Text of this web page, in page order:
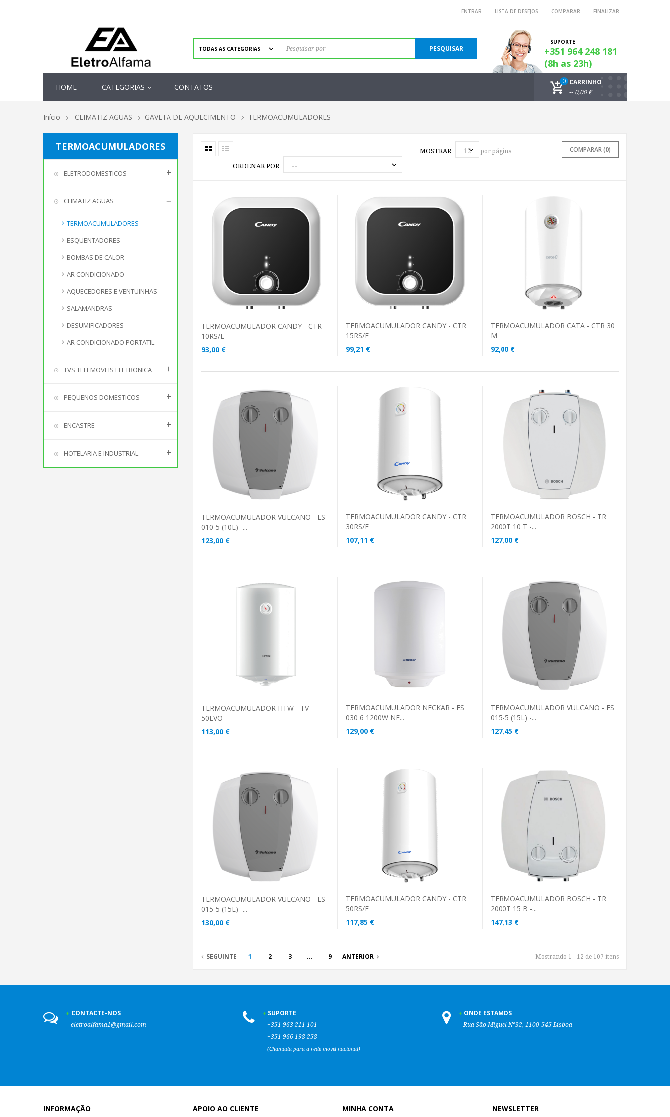
ENTRAR LISTA DE DESEJOS COMPARAR FINALIZAR
PESQUISAR
SUPORTE
+351 964 248 181
(8h as 23h)
HOME CATEGORIAS CONTATOS
CARRINHO
0
-- 0,00 €
Início CLIMATIZ AGUAS GAVETA DE AQUECIMENTO TERMOACUMULADORES
TERMOACUMULADORES
ELETRODOMESTICOS
CLIMATIZ AGUAS
TERMOACUMULADORES
ESQUENTADORES
BOMBAS DE CALOR
AR CONDICIONADO
AQUECEDORES E VENTUINHAS
SALAMANDRAS
DESUMIFICADORES
AR CONDICIONADO PORTATIL
TVS TELEMOVEIS ELETRONICA
PEQUENOS DOMESTICOS
ENCASTRE
HOTELARIA E INDUSTRIAL
ORDENAR POR
MOSTRAR por página COMPARAR (0)
TERMOACUMULADOR CANDY - CTR
10RS/E
93,00 €
TERMOACUMULADOR CANDY - CTR
15RS/E
99,21 €
TERMOACUMULADOR CATA - CTR 30
M
92,00 €
ADICIONAR AO CARRINHO
TERMOACUMULADOR VULCANO - ES
010-5 (10L) -...
123,00 €
TERMOACUMULADOR CANDY - CTR
30RS/E
107,11 €
ADICIONAR AO CARRINHO
TERMOACUMULADOR BOSCH - TR
2000T 10 T -...
127,00 €
TERMOACUMULADOR HTW - TV-
50EVO
113,00 €
TERMOACUMULADOR NECKAR - ES
030 6 1200W NE...
129,00 €
ADICIONAR AO CARRINHO
TERMOACUMULADOR VULCANO - ES
015-5 (15L) -...
127,45 €
ADICIONAR AO CARRINHO
TERMOACUMULADOR VULCANO - ES
015-5 (15L) -...
130,00 €
TERMOACUMULADOR CANDY - CTR
50RS/E
117,85 €
ADICIONAR AO CARRINHO
TERMOACUMULADOR BOSCH - TR
2000T 15 B -...
147,13 €
SEGUINTE 1 2 3 ... 9 ANTERIOR Mostrando 1 - 12 de 107 itens
CONTACTE-NOS
eletroalfama1@gmail.com
SUPORTE
+351 963 211 101
+351 966 198 258
(Chamada para a rede móvel nacional)
ONDE ESTAMOS
Rua São Miguel Nº32, 1100-545 Lisboa
INFORMAÇÃO APOIO AO CLIENTE MINHA CONTA NEWSLETTER